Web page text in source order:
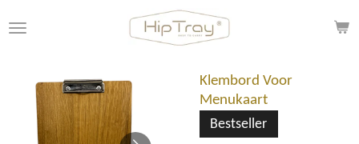
al
principal
Klembord Voor
Menukaart
Bestseller